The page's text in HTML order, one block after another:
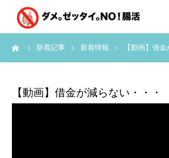
新着記事 新着情報 【動画】借
【動画】借金が減らない・・・
はじめに